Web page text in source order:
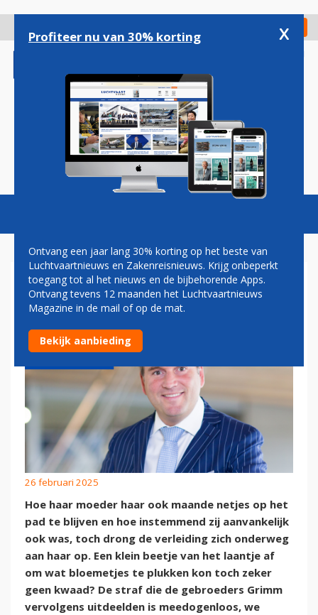
gaan
Check in
Magazine Podcasts Vacatures
ROODKAPJE
26 februari 2025
Hoe haar moeder haar ook maande netjes op het
pad te blijven en hoe instemmend zij aanvankelijk
ook was, toch drong de verleiding zich onderweg
aan haar op. Een klein beetje van het laantje af
om wat bloemetjes te plukken kon toch zeker
geen kwaad? De straf die de gebroeders Grimm
vervolgens uitdeelden is meedogenloos, we
Profiteer nu van 30% korting x
Ontvang een jaar lang 30% korting op het beste van
Luchtvaartnieuws en Zakenreisnieuws. Krijg onbeperkt
toegang tot al het nieuws en de bijbehorende Apps.
Ontvang tevens 12 maanden het Luchtvaartnieuws
Magazine in de mail of op de mat.
Bekijk aanbieding